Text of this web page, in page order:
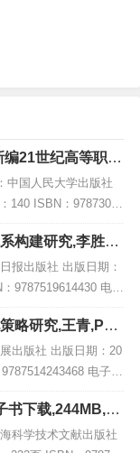
21世纪高等职业
列),PDF下载
中国人民大学出版社
140 ISBN：97873003
高清扫描版PDF格式]
构建研究,李胜男,
报出版社 出版日期：
9787519614430 电子
PDF格式] 内容简介
略研究,王青,PDF
出版社 出版日期：20
电子书
格式] 内容简介 书
书下载,244MB,网
科学技术文献出版社